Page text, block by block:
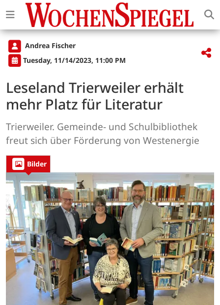
Andrea Fischer
Tuesday, 11/14/2023, 11:00 PM
Leseland Trierweiler erhält
mehr Platz für Literatur
Trierweiler. Gemeinde- und Schulbibliothek
freut sich über Förderung von Westenergie
Bilder